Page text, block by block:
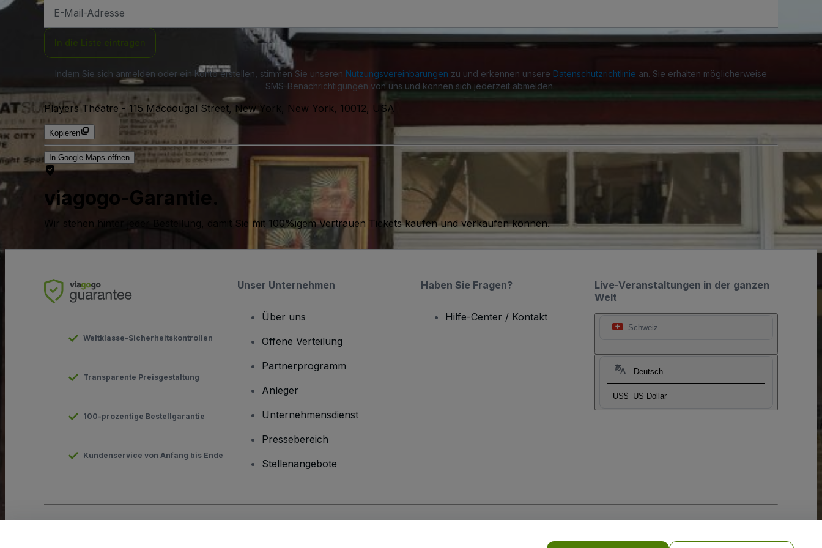
Mail-
In die Liste eintragen
Indem Sie sich anmelden oder ein Konto erstellen, stimmen Sie unseren Nutzungsvereinbarungen zu und erkennen unsere Datenschutzrichtlinie an. Sie erhalten möglicherweise
SMS-Benachrichtigungen von uns und können sich jederzeit abmelden.
Players Theatre - 115 Macdougal Street, New York, New York, 10012, USA
Kopieren
In Google Maps öffnen
viagogo-Garantie.
Wir stehen hinter jeder Bestellung, damit Sie mit 100%igem Vertrauen Tickets kaufen und verkaufen können.
Live-Veranstaltungen in der ganzen
Welt
Schweiz
Deutsch
US$ US Dollar
Weltklasse-Sicherheitskontrollen
Transparente Preisgestaltung
100-prozentige Bestellgarantie
Kundenservice von Anfang bis Ende
Unser Unternehmen
Über uns
Offene Verteilung
Partnerprogramm
Anleger
Unternehmensdienst
Pressebereich
Stellenangebote
Haben Sie Fragen?
Hilfe-Center / Kontakt
Cookie-RichtlinieundDatenschutzrichtlinie für Mobilanwendungen